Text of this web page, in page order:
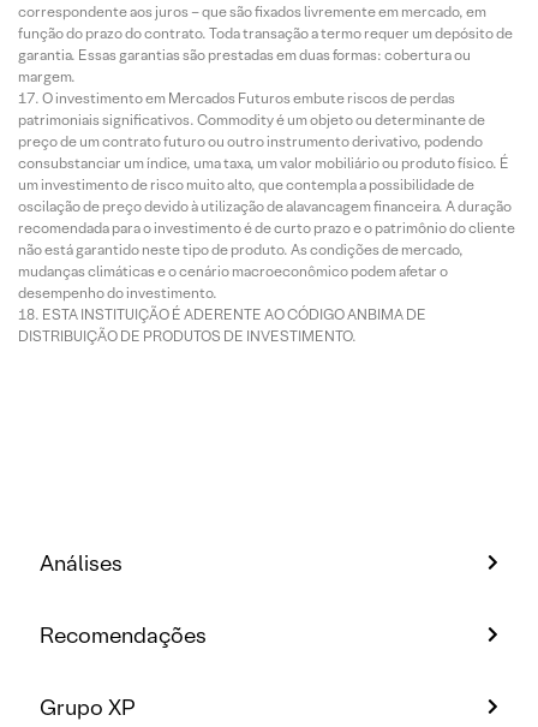
correspondente aos juros – que são fixados livremente em mercado, em
função do prazo do contrato. Toda transação a termo requer um depósito de
garantia. Essas garantias são prestadas em duas formas: cobertura ou
margem.
O investimento em Mercados Futuros embute riscos de perdas
patrimoniais significativos. Commodity é um objeto ou determinante de
preço de um contrato futuro ou outro instrumento derivativo, podendo
consubstanciar um índice, uma taxa, um valor mobiliário ou produto físico. É
um investimento de risco muito alto, que contempla a possibilidade de
oscilação de preço devido à utilização de alavancagem financeira. A duração
recomendada para o investimento é de curto prazo e o patrimônio do cliente
não está garantido neste tipo de produto. As condições de mercado,
mudanças climáticas e o cenário macroeconômico podem afetar o
desempenho do investimento.
ESTA INSTITUIÇÃO É ADERENTE AO CÓDIGO ANBIMA DE
DISTRIBUIÇÃO DE PRODUTOS DE INVESTIMENTO.
Análises
Recomendações
Grupo XP